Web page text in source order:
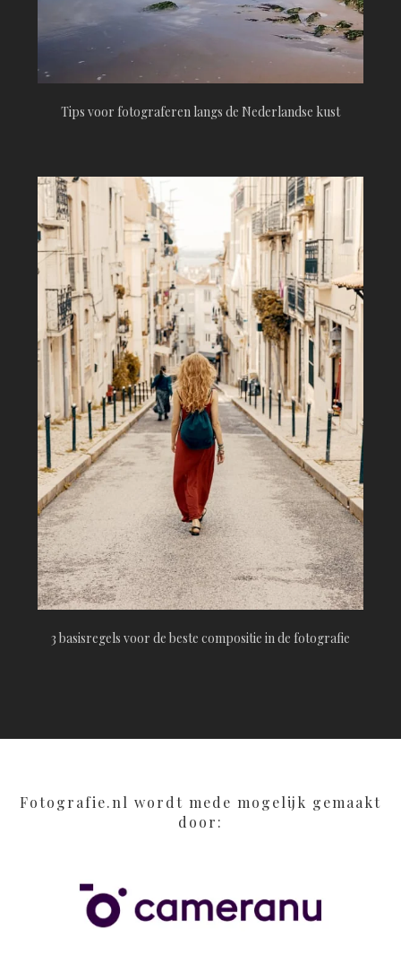
Tips voor fotograferen langs de Nederlandse kust
3 basisregels voor de beste compositie in de fotografie
Fotografie.nl wordt mede mogelijk gemaakt
door: